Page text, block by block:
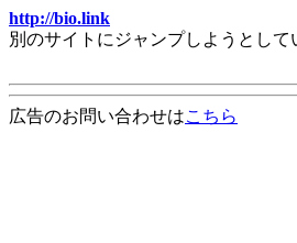
http://bio.link
別のサイトにジャンプしようとし
広告のお問い合わせはこちら